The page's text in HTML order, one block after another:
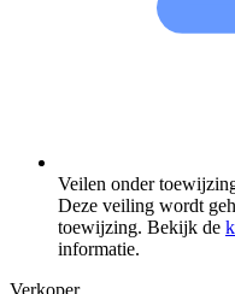
Veilen onder
Deze veiling wordt
toewijzing. Bekijk de
informatie.
Verkoper